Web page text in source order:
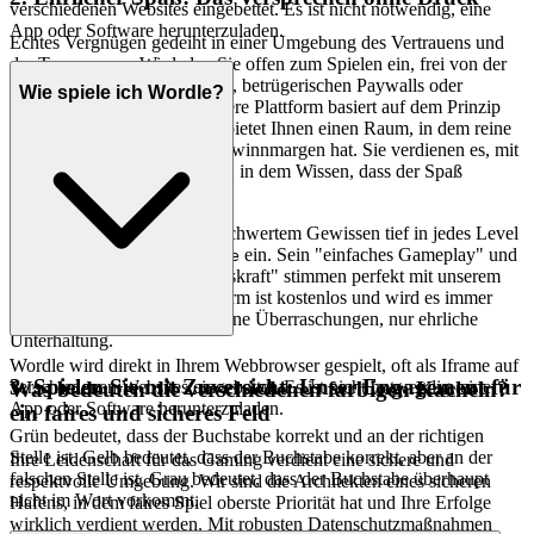
Echtes Vergnügen gedeiht in einer Umgebung des Vertrauens und
der Transparenz. Wir laden Sie offen zum Spielen ein, frei von der
Angst vor versteckten Kosten, betrügerischen Paywalls oder
manipulativen Taktiken. Unsere Plattform basiert auf dem Prinzip
echter Gastfreundschaft und bietet Ihnen einen Raum, in dem reine
Unterhaltung Vorrang vor Gewinnmargen hat. Sie verdienen es, mit
ruhigem Gewissen zu spielen, in dem Wissen, dass der Spaß
wirklich kostenlos ist.
Tauchen Sie mit völlig unbeschwertem Gewissen tief in jedes Level
und jede Strategie von
Wordle ein. Sein "einfaches Gameplay" und
seine "universelle Anziehungskraft" stimmen perfekt mit unserem
Ethos überein. Unsere Plattform ist kostenlos und wird es immer
sein. Keine Bedingungen, keine Überraschungen, nur ehrliche
Unterhaltung.
3. Spielen Sie mit Zuversicht: Unser Engagement für
ein faires und sicheres Feld
Ihre Leidenschaft für das Gaming verdient eine sichere und
respektvolle Umgebung. Wir sind die Architekten eines sicheren
Hafens, in dem faires Spiel oberste Priorität hat und Ihre Erfolge
wirklich verdient werden. Mit robusten Datenschutzmaßnahmen
verschiedenen Websites eingebettet. Es ist nicht notwendig, eine
App oder Software herunterzuladen.
Wie spiele ich Wordle?
Wordle wird direkt in Ihrem Webbrowser gespielt, oft als Iframe auf
verschiedenen Websites eingebettet. Es ist nicht notwendig, eine
App oder Software herunterzuladen.
Was bedeuten die verschiedenen farbigen Kacheln?
Grün bedeutet, dass der Buchstabe korrekt und an der richtigen
Stelle ist. Gelb bedeutet, dass der Buchstabe korrekt, aber an der
falschen Stelle ist. Grau bedeutet, dass der Buchstabe überhaupt
nicht im Wort vorkommt.